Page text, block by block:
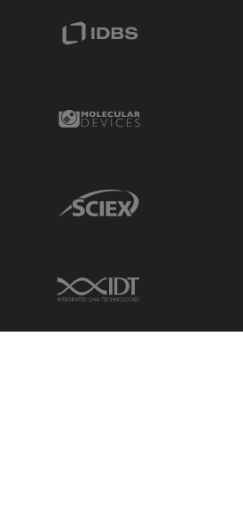
Molecular Devices Link
Sciex Link
IDT Link